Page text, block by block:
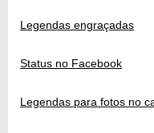
Legendas engraçadas
Status no Facebook
Legendas para fotos no